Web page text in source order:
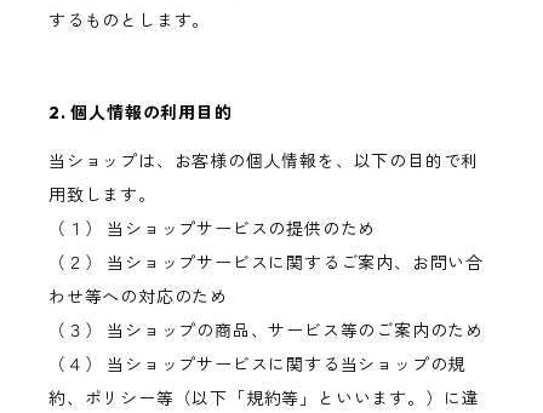
するものとします。
2. 個人情報の利用目的
当ショップは、お客様の個人情報を、以下の目的で利
用致します。
（１） 当ショップサービスの提供のため
（２） 当ショップサービスに関するご案内、お問い合
わせ等への対応のため
（３） 当ショップの商品、サービス等のご案内のため
（４） 当ショップサービスに関する当ショップの規
約、ポリシー等（以下「規約等」といいます。）に違